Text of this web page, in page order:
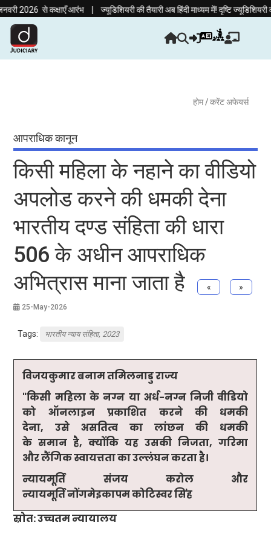
से कक्षाएँ आरंभ|ज्यूडिशियरी की तैयारी अब हिंदी माध्यम में! दृष्टि ज्यूडिशियरी का
होम/ करेंट अफेयर्स
आपराधिक कानून
किसी महिला के नहाने का वीडियो
अपलोड करने की धमकी देना
भारतीय दण्ड संहिता की धारा
506 के अधीन आपराधिक
अभित्रास माना जाता है
« »
25-May-2026
Tags: भारतीय न्याय संहिता, 2023
विजयकुमार बनाम तमिलनाडु राज्य
"किसी महिला के नग्न या अर्ध-नग्न निजी वीडियो
को ऑनलाइन प्रकाशित करने की धमकी
देना,उसे असतित्व का लांछन की धमकी
के समान है,क्योंकि यह उसकी निजता,गरिमा
और लैंगिक स्वायत्तता का उल्लंघन करता है।
न्यायमूर्ति संजय करोल और
न्यायमूर्ति नोंगमेइकापम कोटिस्वर सिंह
स्रोत: उच्चतम न्यायालय